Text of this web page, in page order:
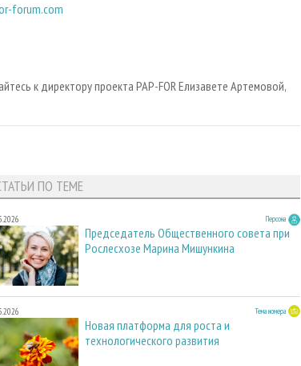
forum.com
к директору проекта PAP-FOR Елизавете Артемовой,
ПО ТЕМЕ
Персона
Председатель Общественного совета при
Рослесхозе Марина Мишункина
Тема номера
Новая платформа для роста и
технологического развития